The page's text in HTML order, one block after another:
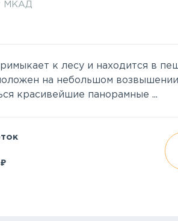
МКАД
к лесу и находится в
на небольшом
красивейшие панорамные ...
₽